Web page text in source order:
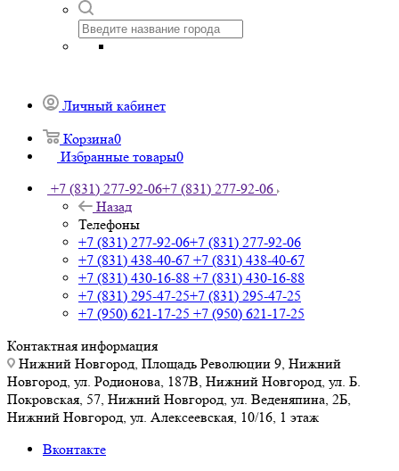
Личный кабинет
Корзина0
Избранные товары0
+7 (831) 277-92-06+7 (831) 277-92-06
Назад
Телефоны
+7 (831) 277-92-06+7 (831) 277-92-06
+7 (831) 438-40-67 +7 (831) 438-40-67
+7 (831) 430-16-88 +7 (831) 430-16-88
+7 (831) 295-47-25+7 (831) 295-47-25
+7 (950) 621-17-25 +7 (950) 621-17-25
Контактная информация
Нижний Новгород, Площадь Революции 9, Нижний
Новгород, ул. Родионова, 187В, Нижний Новгород, ул. Б.
Покровская, 57, Нижний Новгород, ул. Веденяпина, 2Б,
Нижний Новгород, ул. Алексеевская, 10/16, 1 этаж
Вконтакте